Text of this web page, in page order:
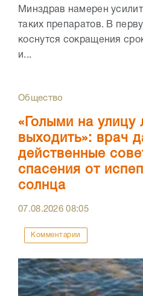
Минздрав намерен
таких препаратов. В
коснутся сокращения
и...
Общество
«Голыми на улицу
выходить»: врач
действенные
спасения от
солнца
07.08.202608:05
Комментарии